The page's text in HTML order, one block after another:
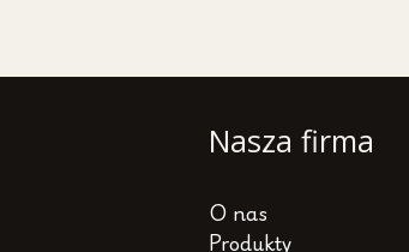
Nasza firma
O nas
Produkty